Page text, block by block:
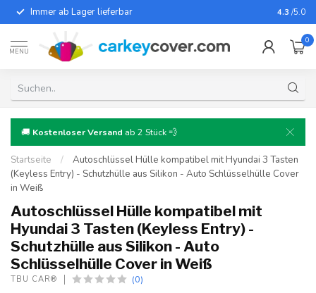
Immer ab Lager lieferbar Für fast
4.3 /5.0
MENU
0
🚚 Kostenloser Versand ab 2 Stück 💨
Startseite /
Autoschlüssel Hülle kompatibel mit Hyundai 3 Tasten
(Keyless Entry) - Schutzhülle aus Silikon - Auto Schlüsselhülle Cover
in Weiß
Autoschlüssel Hülle kompatibel mit
Hyundai 3 Tasten (Keyless Entry) -
Schutzhülle aus Silikon - Auto
Schlüsselhülle Cover in Weiß
TBU CAR® (0)